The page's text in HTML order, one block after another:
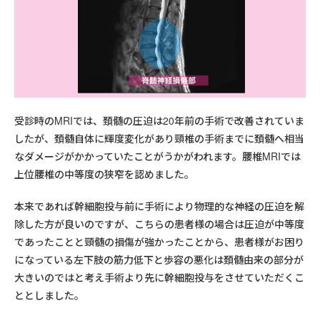
受診時のMRIでは、頚髄の圧迫は20年前の手術で改善されていま
したが、頚髄自体に輝度変化があり頸椎の手術までに頚髄へ相当
なダメージがかかっていたことがうかがわれます。腰椎MRIでは
上位腰椎の中等度の狭窄を認めました。
本来であれば幹細胞投与前に手術により物理的な神経の圧迫を解
除した方が良いのですが、こちらの患者様の場合は圧迫が中等度
であったことと頸髄の損傷が強かったことから、患者様がお困り
になっている左下肢の筋力低下と歩容の悪化は頚髄由来の部分が
大きいのではと考え手術より先に幹細胞投与をさせていただくこ
ととしました。